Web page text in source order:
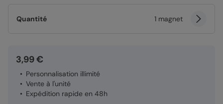
Quantité 1 magnet
3,99 €
Personnalisation illimité
Vente à l'unité
Expédition rapide en 48h